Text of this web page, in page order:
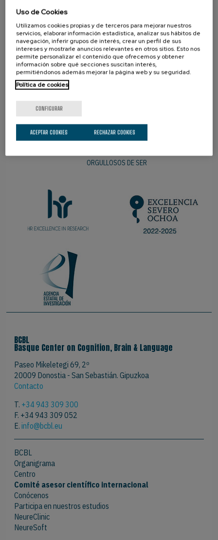
PROMOTOR
ORGULLOSOS DE SER
BCBL
Basque Center on Cognition, Brain & Language
Paseo Mikeletegi 69, 2º
20009 Donostia - San Sebastián. Gipuzkoa
Contacto
T. +34 943 309 300
F. +34 943 309 052
E.info@bcbl.eu
BCBL
Organigrama
Centro
Comité asesor científico internacional
Conócenos
Participa en nuestros estudios
NeureClinic
NeureSoft
Uso de Cookies
Utilizamos cookies propias y de terceros para mejorar nuestros
servicios, elaborar información estadística, analizar sus hábitos de
navegación, inferir grupos de interés, crear un perfil de sus
intereses y mostrarle anuncios relevantes en otros sitios. Esto nos
permite personalizar el contenido que ofrecemos y obtener
información sobre qué secciones suscitan interés,
permitiéndonos además mejorar la página web y su seguridad.
Política de cookies
CONFIGURAR
RECHAZAR COOKIES
ACEPTAR COOKIES